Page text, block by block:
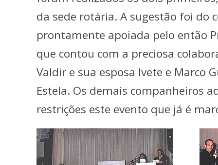
da sede rotária. A sugestão foi do
prontamente apoiada pelo então
que contou com a preciosa
Valdir e sua esposa Ivete e Marco
Estela. Os demais companheiros
restrições este evento que já é